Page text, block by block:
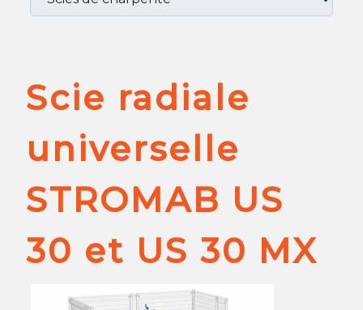
Scie radiale
universelle
STROMAB US
30 et US 30 MX